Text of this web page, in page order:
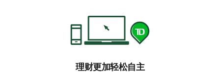
理财更加轻松自主